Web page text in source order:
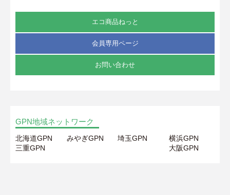
エコ商品ねっと
会員専用ページ
お問い合わせ
GPN地域ネットワーク
北海道GPN みやぎGPN 埼玉GPN
横浜GPN
三重GPN
大阪GPN